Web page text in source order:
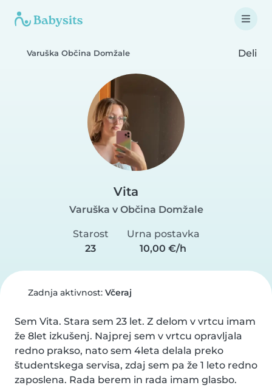
Varuška Občina Domžale Deli
Vita
Varuška v Občina Domžale
Starost
23
Urna postavka
10,00 €/h
Zadnja aktivnost: Včeraj
Sem Vita. Stara sem 23 let. Z delom v vrtcu imam
že 8let izkušenj. Najprej sem v vrtcu opravljala
redno prakso, nato sem 4leta delala preko
študentskega servisa, zdaj sem pa že 1 leto redno
zaposlena. Rada berem in rada imam glasbo.